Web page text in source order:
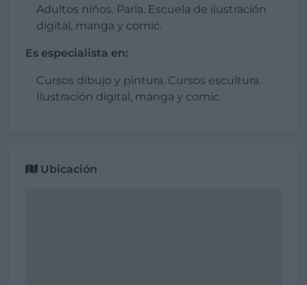
Adultos niños. Parla. Escuela de ilustración
digital, manga y comic.
Es especialista en:
Cursos dibujo y pintura. Cursos escultura.
Ilustración digital, manga y comic.
Ubicación